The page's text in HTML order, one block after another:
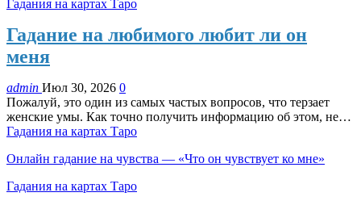
Гадания на картах Таро
Гадание на любимого любит ли он
меня
admin Июл 30, 2026 0
Пожалуй, это один из самых частых вопросов, что терзает
женские умы. Как точно получить информацию об этом, не…
Гадания на картах Таро
Онлайн гадание на чувства — «Что он чувствует ко мне»
Гадания на картах Таро